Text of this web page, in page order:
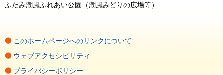
ふたみ潮風ふれあい公園（潮風みどりの広場等）
このホームページへのリンクについて
ウェブアクセシビリティ
プライバシーポリシー